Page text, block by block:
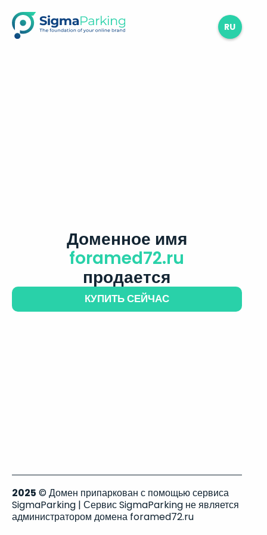
RU
Доменное имя
foramed72.ru
продается
КУПИТЬ СЕЙЧАС
2025 © Домен припаркован с помощью сервиса
SigmaParking | Сервис SigmaParking не является
администратором домена foramed72.ru